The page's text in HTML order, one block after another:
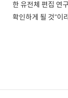
한 유전체 편집 연
확인하게 될 것”이